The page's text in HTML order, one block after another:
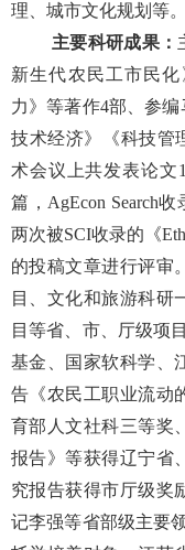
理、城市文化规划等。
主要科研成果：
新生代农民工市民
力》等著作4部、参
技术经济》《科技管
术会议上共发表论文
篇，AgEcon Search
两次被SCI收录的《
的投稿文章进行评审
目、文化和旅游科研
目等省、市、厅级项
基金、国家软科学、
告《农民工职业流动
育部人文社科三等奖
报告》等获得辽宁省
究报告获得市厅级奖
记李强等省部级主要